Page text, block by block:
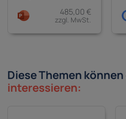
485,00 €
zzgl. MwSt.
Diese Themen
interessieren: